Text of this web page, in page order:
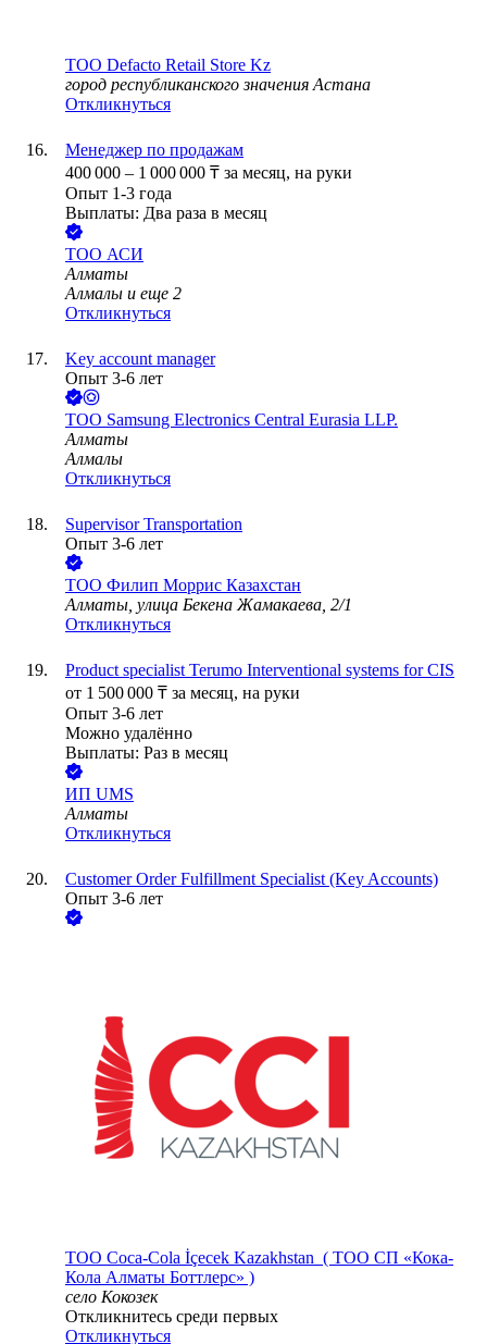
ТОО Defacto Retail Store Kz
город республиканского значения Астана
Откликнуться
Менеджер по продажам
400 000 – 1 000 000 ₸ за месяц, на руки
Опыт 1-3 года
Выплаты: Два раза в месяц
ТОО АСИ
Алматы
Алмалы и еще 2
Откликнуться
Key account manager
Опыт 3-6 лет
ТОО Samsung Electronics Central Eurasia LLP.
Алматы
Алмалы
Откликнуться
Supervisor Transportation
Опыт 3-6 лет
ТОО Филип Моррис Казахстан
Алматы, улица Бекена Жамакаева, 2/1
Откликнуться
Product specialist Terumo Interventional systems for CIS
от 1 500 000 ₸ за месяц, на руки
Опыт 3-6 лет
Можно удалённо
Выплаты: Раз в месяц
ИП UMS
Алматы
Откликнуться
Customer Order Fulfillment Specialist (Key Accounts)
Опыт 3-6 лет
ТОО Coca-Cola İçecek Kazakhstan ( ТОО СП «Кока-
Кола Алматы Боттлерс» )
село Кокозек
Откликнитесь среди первых
Откликнуться